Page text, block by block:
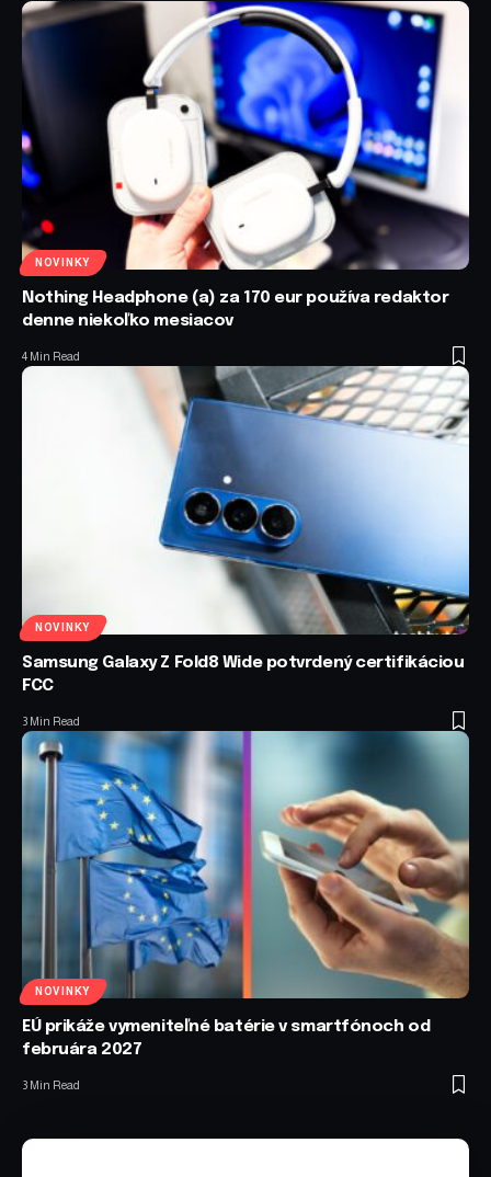
NOVINKY
Nothing Headphone (a) za 170 eur používa redaktor
denne niekoľko mesiacov
4 Min Read
NOVINKY
Samsung Galaxy Z Fold8 Wide potvrdený certifikáciou
FCC
3 Min Read
NOVINKY
EÚ prikáže vymeniteľné batérie v smartfónoch od
februára 2027
3 Min Read